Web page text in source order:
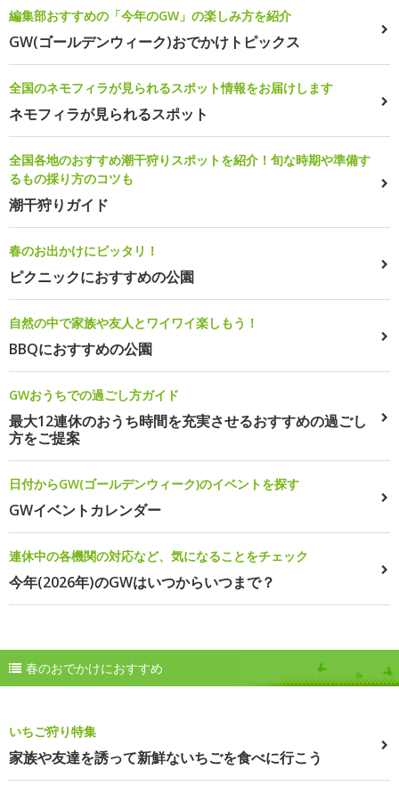
編集部おすすめの「今年のGW」の楽しみ方を紹介
GW(ゴールデンウィーク)おでかけトピックス
全国のネモフィラが見られるスポット情報をお届けします
ネモフィラが見られるスポット
全国各地のおすすめ潮干狩りスポットを紹介！旬な時期や準備す
るもの採り方のコツも
潮干狩りガイド
春のお出かけにピッタリ！
ピクニックにおすすめの公園
自然の中で家族や友人とワイワイ楽しもう！
BBQにおすすめの公園
GWおうちでの過ごし方ガイド
最大12連休のおうち時間を充実させるおすすめの過ごし
方をご提案
日付からGW(ゴールデンウィーク)のイベントを探す
GWイベントカレンダー
連休中の各機関の対応など、気になることをチェック
今年(2026年)のGWはいつからいつまで？
春のおでかけにおすすめ
いちご狩り特集
家族や友達を誘って新鮮ないちごを食べに行こう